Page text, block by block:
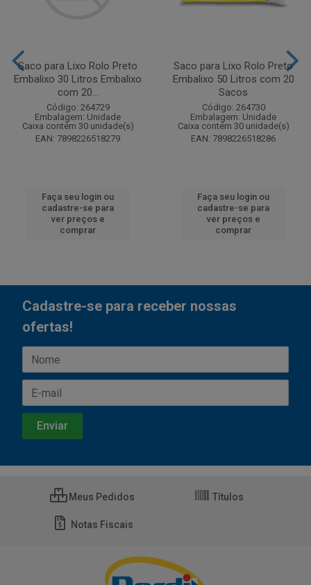
Saco para Lixo Rolo Preto
Embalixo 30 Litros Embalixo
com 20...
Código: 264729
Embalagem: Unidade
Caixa contém 30 unidade(s)
EAN: 7898226518279
Faça seu login ou
cadastre-se para
ver preços e
comprar
Saco para Lixo Rolo Preto
Embalixo 50 Litros com 20
Sacos
Código: 264730
Embalagem: Unidade
Caixa contém 30 unidade(s)
EAN: 7898226518286
Faça seu login ou
cadastre-se para
ver preços e
comprar
Cadastre-se para receber nossas
ofertas!
Meus Pedidos Títulos
Notas Fiscais